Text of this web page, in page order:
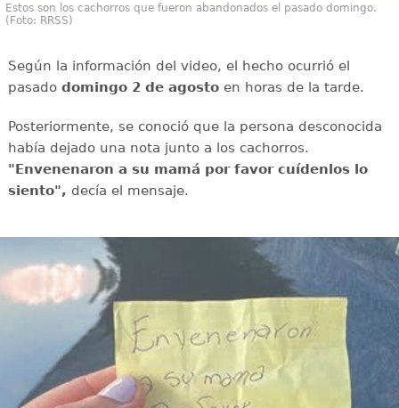
Estos son los cachorros que fueron abandonados el pasado domingo.
(Foto: RRSS)
Según la información del video, el hecho ocurrió el
pasado domingo 2 de agostoen horas de la tarde.
Posteriormente, se conoció que la persona desconocida
había dejado una nota junto a los cachorros.
"Envenenaron a su mamá por favor cuídenlos lo
siento", decía el mensaje.